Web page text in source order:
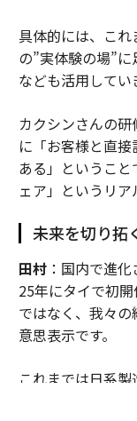
具体的には、こ
の”実体験の場”
なども活用してい
カクシンさんの
に「お客様と直
ある」というこ
ェア」というリア
未来を切り拓
田村：国内で進
25年にタイで初
ではなく、我々
意思表示です。
これまでは日系